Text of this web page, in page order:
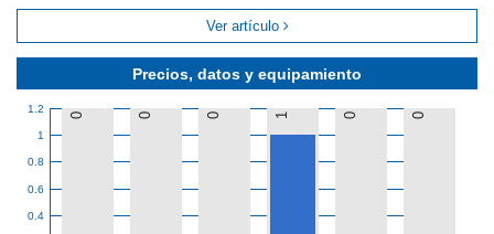
Precios, datos y equipamiento
0.4
0.6
0.8
1
1.2
0 0 0 1 0 0
Ver artículo